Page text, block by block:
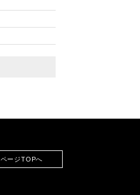
ページTOPへ